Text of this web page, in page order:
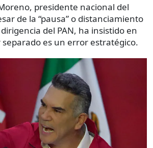
presidente nacional del
de la “pausa” o distanciamiento
del PAN, ha insistido en
es un error estratégico.